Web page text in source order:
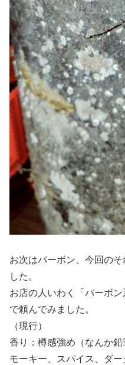
お次はバーボン、今回の
した。
お店の人いわく「バーボ
で頼んでみました。
（現行）
香り：樽感強め（なんか
モーキー、スパイス、ダー